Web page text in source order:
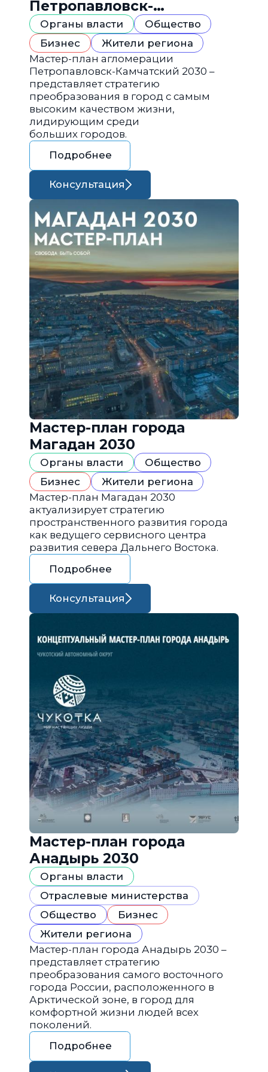
Петропавловск-
Камчатский 2030
Органы власти
Общество
Бизнес
Жители региона
Мастер-план агломерации
Петропавловск-Камчатский 2030 –
представляет стратегию
преобразования в город с самым
высоким качеством жизни,
лидирующим среди
больших городов.
Подробнее
Консультация
Мастер-план города
Магадан 2030
Органы власти
Общество
Бизнес
Жители региона
Мастер-план Магадан 2030
актуализирует стратегию
пространственного развития города
как ведущего сервисного центра
развития севера Дальнего Востока.
Подробнее
Консультация
Мастер-план города
Анадырь 2030
Органы власти
Отраслевые министерства
Общество
Бизнес
Жители региона
Мастер-план города Анадырь 2030 –
представляет стратегию
преобразования самого восточного
города России, расположенного в
Арктической зоне, в город для
комфортной жизни людей всех
поколений.
Подробнее